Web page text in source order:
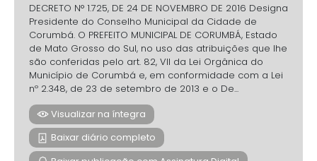
DECRETO N° 1.725, DE 24 DE NOVEMBRO DE 2016 Designa
Presidente do Conselho Municipal da Cidade de
Corumbá. O PREFEITO MUNICIPAL DE CORUMBÁ, Estado
de Mato Grosso do Sul, no uso das atribuições que lhe
são conferidas pelo art. 82, VII da Lei Orgânica do
Município de Corumbá e, em conformidade com a Lei
nº 2.348, de 23 de setembro de 2013 e o De...
Visualizar na íntegra
Baixar diário completo